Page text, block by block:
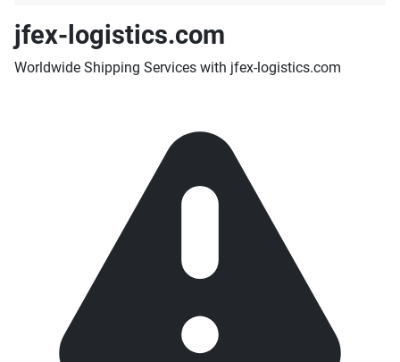
jfex-logistics.com
Worldwide Shipping Services with jfex-logistics.com